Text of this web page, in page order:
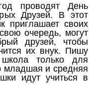
проводят День
Друзей. В этот
приглашает своих
очередь, могут
друзей, чтобы
их внук. Пишу
только для
младшая и средняя
идут учиться в